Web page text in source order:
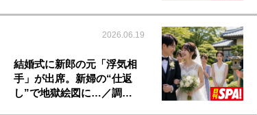
2026.06.19
結婚式に新郎の元「浮気相
手」が出席。新婦の“仕返
し”で地獄絵図に…／調…